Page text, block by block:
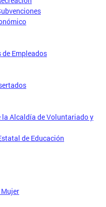
Empleados
Alcaldía de Voluntariado y
de Educación